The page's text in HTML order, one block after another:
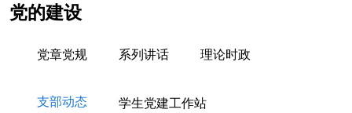
党的建设
党章党规 系列讲话 理论时政
支部动态 学生党建工作站